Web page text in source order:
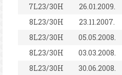
7L23/30H
26.01.2009.
8L23/30H
23.11.2007.
8L23/30H
05.05.2008.
8L23/30H
03.03.2008.
8L23/30H
30.06.2008.